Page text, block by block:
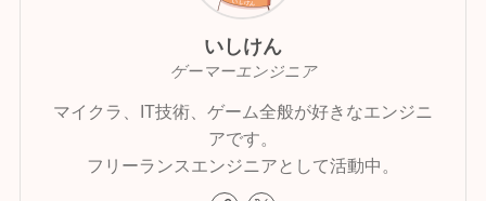
いしけん
ゲーマーエンジニア
マイクラ、IT技術、ゲーム全般が好きなエンジニ
アです。
フリーランスエンジニアとして活動中。